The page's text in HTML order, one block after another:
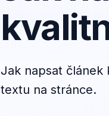
Jak napsat článek
textu na stránce.